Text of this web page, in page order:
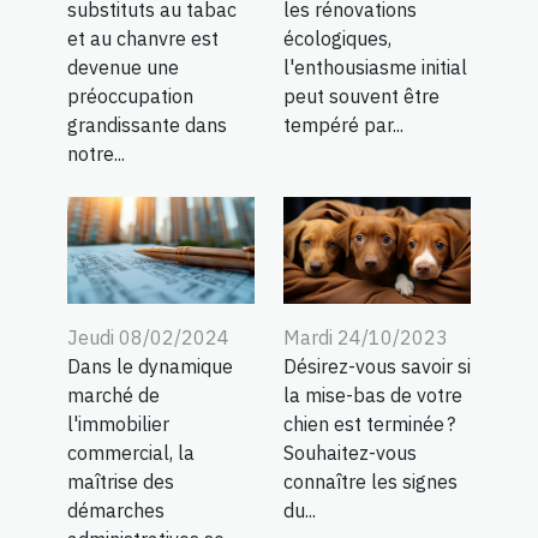
substituts au tabac
et au chanvre est
devenue une
préoccupation
grandissante dans
notre...
les rénovations
écologiques,
l'enthousiasme initial
peut souvent être
tempéré par...
Jeudi 08/02/2024
Dans le dynamique
marché de
l'immobilier
commercial, la
maîtrise des
démarches
Mardi 24/10/2023
Désirez-vous savoir si
la mise-bas de votre
chien est terminée ?
Souhaitez-vous
connaître les signes
du...